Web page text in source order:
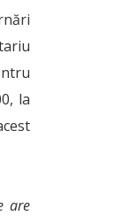
la
are